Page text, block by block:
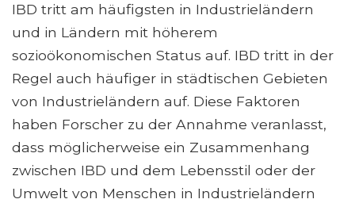
IBD tritt am häufigsten in Industrieländern
und in Ländern mit höherem
sozioökonomischen Status auf. IBD tritt in der
Regel auch häufiger in städtischen Gebieten
von Industrieländern auf. Diese Faktoren
haben Forscher zu der Annahme veranlasst,
dass möglicherweise ein Zusammenhang
zwischen IBD und dem Lebensstil oder der
Umwelt von Menschen in Industrieländern